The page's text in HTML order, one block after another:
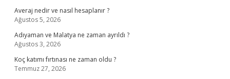
Averaj nedir ve nasıl hesaplanır ?
Ağustos 5, 2026
Adıyaman ve Malatya ne zaman ayrıldı ?
Ağustos 3, 2026
Koç katımı fırtınası ne zaman oldu ?
Temmuz 27, 2026